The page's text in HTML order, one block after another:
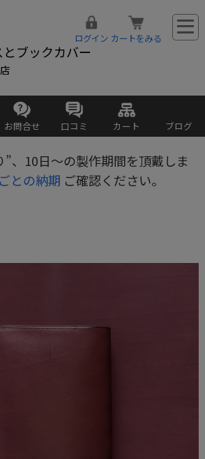
ブックカバー
ログイン カートをみる
お問合せ 口コミ カート ブログ
、10日～の製作期間を頂戴しま
との納期 ご確認ください。